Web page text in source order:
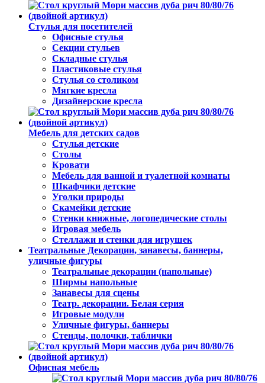
Стулья для посетителей
Офисные стулья
Секции стульев
Складные стулья
Пластиковые стулья
Стулья со столиком
Мягкие кресла
Дизайнерские кресла
Мебель для детских садов
Стулья детские
Столы
Кровати
Мебель для ванной и туалетной комнаты
Шкафчики детские
Уголки природы
Скамейки детские
Стенки книжные, логопедические столы
Игровая мебель
Стеллажи и стенки для игрушек
Театральные Декорации, занавесы, баннеры,
уличные фигуры
Театральные декорации (напольные)
Ширмы напольные
Занавесы для сцены
Театр. декорации. Белая серия
Игровые модули
Уличные фигуры, баннеры
Стенды, полочки, таблички
Офисная мебель